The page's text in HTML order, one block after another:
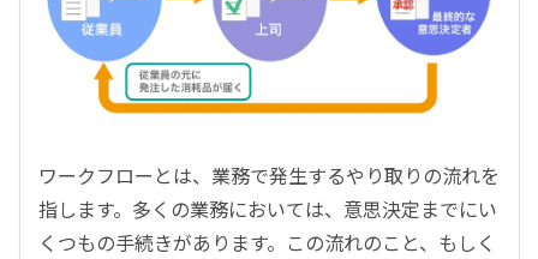
ワークフローとは、業務で発生するやり取りの流れを
指します。多くの業務においては、意思決定までにい
くつもの手続きがあります。この流れのこと、もしく